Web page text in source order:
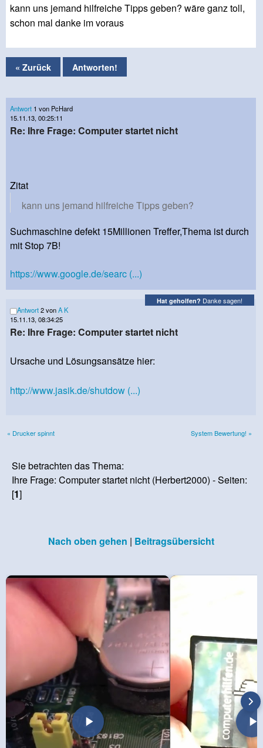
kann uns jemand hilfreiche Tipps geben? wäre ganz toll,
schon mal danke im voraus
« Zurück Antworten!
Antwort 1 von PcHard
15.11.13, 00:25:11
Re: Ihre Frage: Computer startet nicht
Zitat
kann uns jemand hilfreiche Tipps geben?
Suchmaschine defekt 15Millionen Treffer,Thema ist durch
mit Stop 7B!
https://www.google.de/searc (...)
Hat geholfen? Danke sagen!
Antwort2 vonA K
15.11.13, 08:34:25
Re: Ihre Frage: Computer startet nicht
Ursache und Lösungsansätze hier:
http://www.jasik.de/shutdow (...)
« Drucker spinnt System Bewertung! »
Sie betrachten das Thema:
Ihre Frage: Computer startet nicht (Herbert2000) - Seiten:
[1]
Nach oben gehen | Beitragsübersicht